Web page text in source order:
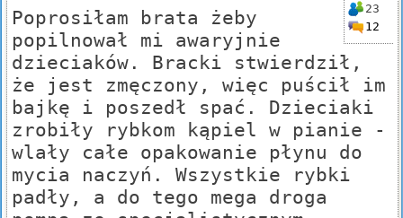
23
12
Poprosiłam brata żeby
popilnował mi awaryjnie
dzieciaków. Bracki stwierdził,
że jest zmęczony, więc puścił im
bajkę i poszedł spać. Dzieciaki
zrobiły rybkom kąpiel w pianie -
wlały całe opakowanie płynu do
mycia naczyń. Wszystkie rybki
padły, a do tego mega droga